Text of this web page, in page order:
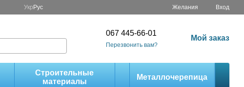
Укр Рус Желания Вход
067 445-66-01
Перезвонить вам?
Мой заказ
Строительные
материалы
Металлочерепица